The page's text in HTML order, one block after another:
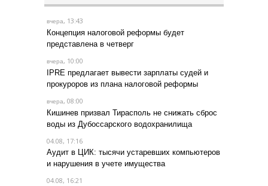
вчера, 13:43
Концепция налоговой реформы будет
представлена в четверг
вчера, 10:00
IPRE предлагает вывести зарплаты судей и
прокуроров из плана налоговой реформы
вчера, 08:00
Кишинев призвал Тирасполь не снижать сброс
воды из Дубоссарского водохранилища
04.08, 17:16
Аудит в ЦИК: тысячи устаревших компьютеров
и нарушения в учете имущества
04.08, 16:21